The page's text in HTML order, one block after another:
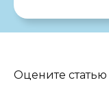
Оцените статью